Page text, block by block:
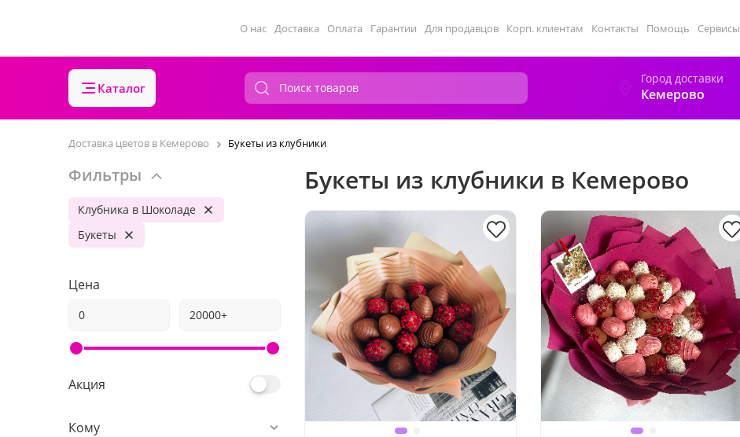
О нас Доставка Оплата Гарантии Для продавцов Корп. клиентам Контакты Помощь Сервисы
Каталог
Город доставки
Кемерово
Доставка цветов в Кемерово Букеты из клубники
Фильтры
Клубника в Шоколаде
Букеты
Цена
Акция
Кому
Букеты из клубники в Кемерово